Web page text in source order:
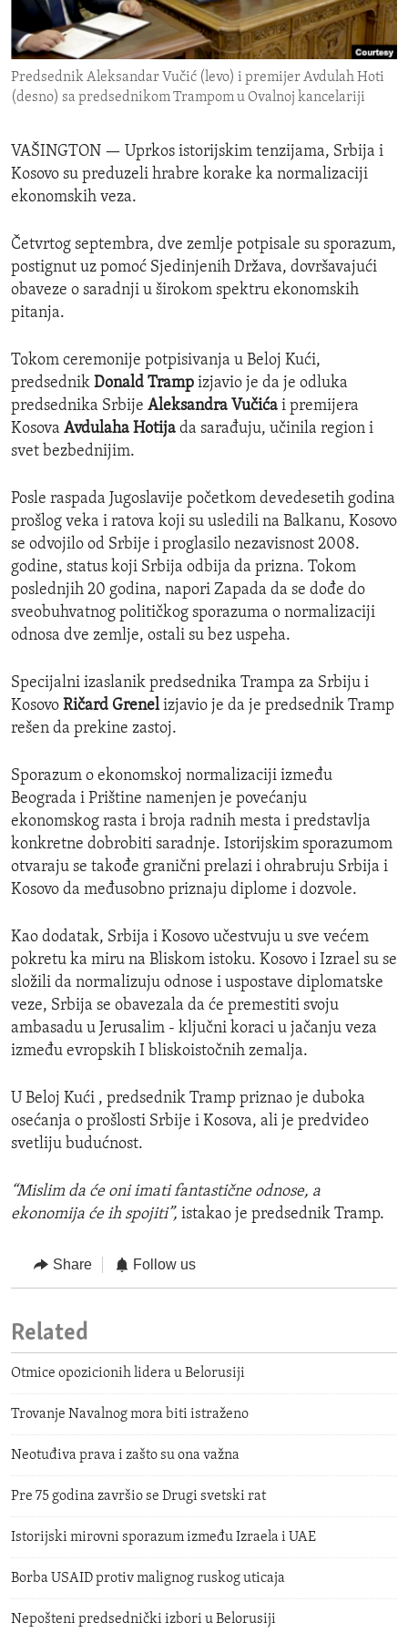
ENVIRONMENT AND HEALTH
IDEALS AND INSTITUTIONS
Predsednik Aleksandar Vučić (levo) i premijer Avdulah Hoti
(desno) sa predsednikom Trampom u Ovalnoj kancelariji
VAŠINGTON — Uprkos istorijskim tenzijama, Srbija i
Kosovo su preduzeli hrabre korake ka normalizaciji
ekonomskih veza.
Četvrtog septembra, dve zemlje potpisale su sporazum,
postignut uz pomoć Sjedinjenih Država, dovršavajući
obaveze o saradnji u širokom spektru ekonomskih
pitanja.
Tokom ceremonije potpisivanja u Beloj Kući,
predsednik Donald Tramp izjavio je da je odluka
predsednika Srbije Aleksandra Vučića i premijera
Kosova Avdulaha Hotija da sarađuju, učinila region i
svet bezbednijim.
Posle raspada Jugoslavije početkom devedesetih godina
prošlog veka i ratova koji su usledili na Balkanu, Kosovo
se odvojilo od Srbije i proglasilo nezavisnost 2008.
godine, status koji Srbija odbija da prizna. Tokom
poslednjih 20 godina, napori Zapada da se dođe do
sveobuhvatnog političkog sporazuma o normalizaciji
odnosa dve zemlje, ostali su bez uspeha.
Specijalni izaslanik predsednika Trampa za Srbiju i
Kosovo Ričard Grenelizjavio je da je predsednik Tramp
rešen da prekine zastoj.
Sporazum o ekonomskoj normalizaciji između
Beograda i Prištine namenjen je povećanju
ekonomskog rasta i broja radnih mesta i predstavlja
konkretne dobrobiti saradnje. Istorijskim sporazumom
otvaraju se takođe granični prelazi i ohrabruju Srbija i
Kosovo da međusobno priznaju diplome i dozvole.
Kao dodatak, Srbija i Kosovo učestvuju u sve većem
pokretu ka miru na Bliskom istoku. Kosovo i Izrael su se
složili da normalizuju odnose i uspostave diplomatske
veze, Srbija se obavezala da će premestiti svoju
ambasadu u Jerusalim - ključni koraci u jačanju veza
između evropskih I bliskoistočnih zemalja.
U Beloj Kući , predsednik Tramp priznao je duboka
osećanja o prošlosti Srbije i Kosova, ali je predvideo
svetliju budućnost.
“Mislim da će oni imati fantastične odnose, a
ekonomija će ih spojiti”, istakao je predsednik Tramp.
Share Follow us
Related
Otmice opozicionih lidera u Belorusiji
Trovanje Navalnog mora biti istraženo
Neotuđiva prava i zašto su ona važna
Pre 75 godina završio se Drugi svetski rat
Istorijski mirovni sporazum između Izraela i UAE
Borba USAID protiv malignog ruskog uticaja
Nepošteni predsednički izbori u Belorusiji